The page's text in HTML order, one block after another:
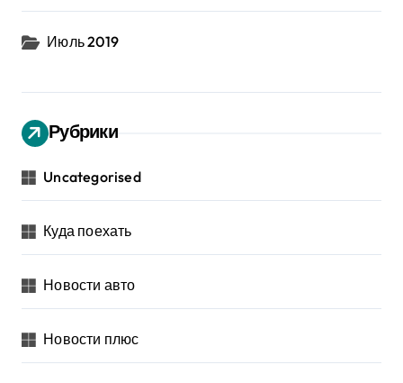
Июль 2019
Рубрики
Uncategorised
Куда поехать
Новости авто
Новости плюс